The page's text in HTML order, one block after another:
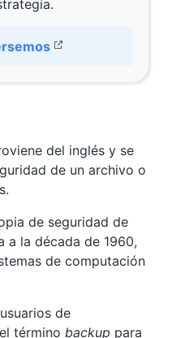
del inglés y se
de un archivo o
de seguridad de
a la década de 1960,
de computación
de
término backup para